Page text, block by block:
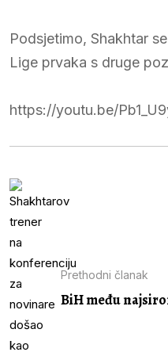
Podsjetimo, Shakhtar
Lige prvaka s druge
https://youtu.be/
Prethodni članak
BiH među